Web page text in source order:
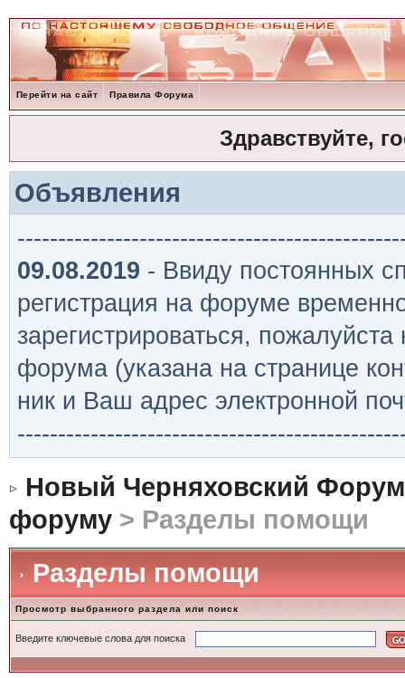
Перейти на сайт Правила Форума
Здравствуйте,
Объявления
09.08.2019 - Ввиду постоянных
регистрация на форуме
зарегистрироваться,
форума (указана на странице
ник и Ваш адрес электронной
Новый Черняховский Форум
форуму> Разделы помощи
Разделы помощи
Просмотр выбранного раздела или поиск
Введите ключевые слова для поиска